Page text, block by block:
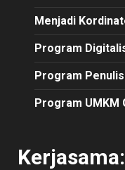
Menjadi
Program
Program
Program UMKM
Kerjasama: